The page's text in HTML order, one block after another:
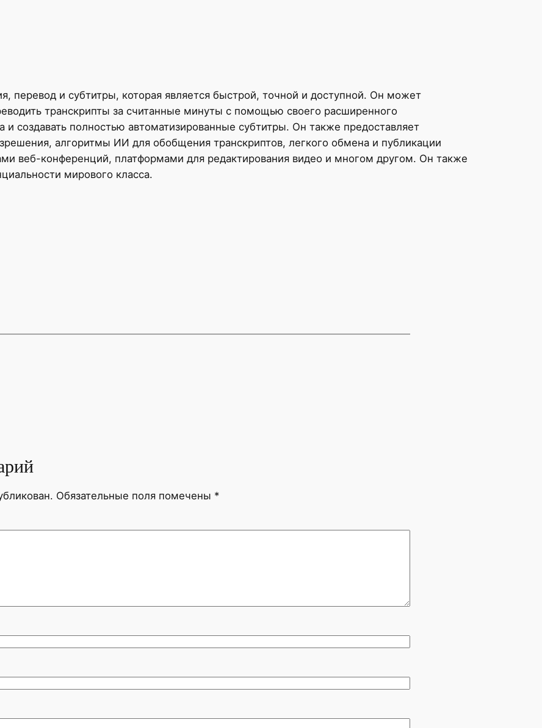
перевод и субтитры, которая является быстрой, точной и доступной. Он может
транскрипты за считанные минуты с помощью своего расширенного
и создавать полностью автоматизированные субтитры. Он также предоставляет
алгоритмы ИИ для обобщения транскриптов, легкого обмена и публикации
веб-конференций, платформами для редактирования видео и многом другом. Он также
мирового класса.
Обязательные поля помечены *